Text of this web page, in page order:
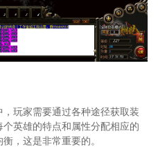
玩家需要通过各种途径获取装
英雄的特点和属性分配相应的
，这是非常重要的。